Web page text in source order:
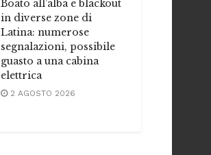
Boato all’alba e blackout
in diverse zone di
Latina: numerose
segnalazioni, possibile
guasto a una cabina
elettrica
2 AGOSTO 2026